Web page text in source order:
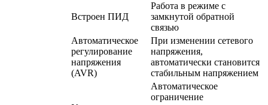
Встроен ПИД
Работа в режиме с
замкнутой обратной
связью
Автоматическое
регулирование
напряжения
(AVR)
При изменении сетевого
напряжения,
автоматически становится
стабильным напряжением
Автоматическое
ограничение